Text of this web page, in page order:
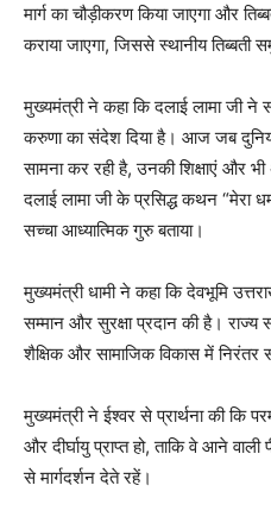
मार्ग का चौड़ीकरण किया जाएगा और
कराया जाएगा, जिससे स्थानीय तिब्बती
मुख्यमंत्री ने कहा कि दलाई लामा जी ने
करुणा का संदेश दिया है। आज जब दुनिया
सामना कर रही है, उनकी शिक्षाएं और
दलाई लामा जी के प्रसिद्ध कथन “मेरा
सच्चा आध्यात्मिक गुरु बताया।
मुख्यमंत्री धामी ने कहा कि देवभूमि
सम्मान और सुरक्षा प्रदान की है। राज्य
शैक्षिक और सामाजिक विकास में निरंतर
मुख्यमंत्री ने ईश्वर से प्रार्थना की कि
और दीर्घायु प्राप्त हो, ताकि वे आने वाली
से मार्गदर्शन देते रहें।